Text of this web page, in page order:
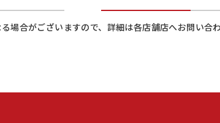
合がございますので、詳細は各店舗店へお問い合わ